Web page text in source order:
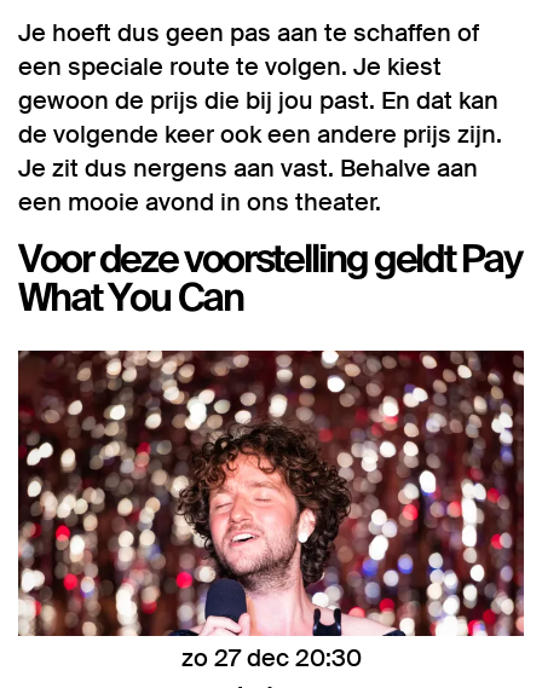
Je hoeft dus geen pas aan te schaffen of
een speciale route te volgen. Je kiest
gewoon de prijs die bij jou past. En dat kan
de volgende keer ook een andere prijs zijn.
Je zit dus nergens aan vast. Behalve aan
een mooie avond in ons theater.
Voor deze voorstelling geldt Pay
What You Can
zo 27 dec20:30